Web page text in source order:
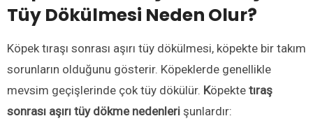
Tüy Dökülmesi Neden Olur?
Köpek tıraşı sonrası aşırı tüy dökülmesi, köpekte bir takım
sorunların olduğunu gösterir. Köpeklerde genellikle
mevsim geçişlerinde çok tüy dökülür. Köpekte tıraş
sonrası aşırı tüy dökme nedenleri şunlardır: